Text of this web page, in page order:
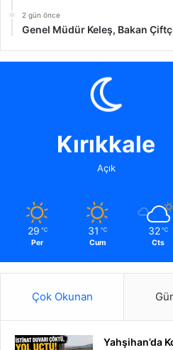
2 gün önce
Genel Müdür Keleş, Bakan
Kırıkkale
Açık
29 ℃
Per
31 ℃
Cum
32 ℃
Cts
Çok Okunan
Yahşihan’da